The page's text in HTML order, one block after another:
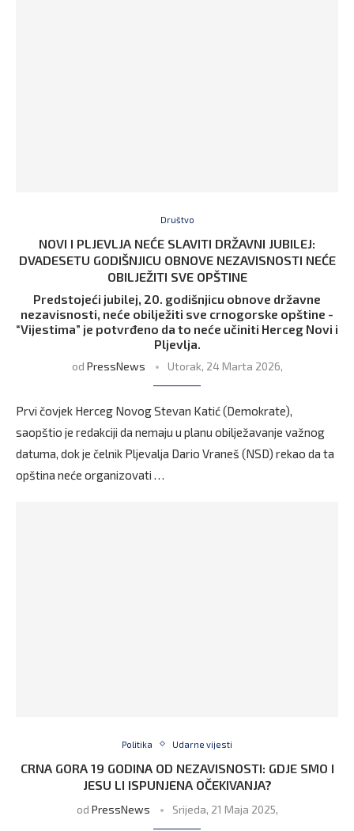
Društvo
NOVI I PLJEVLJA NEĆE SLAVITI DRŽAVNI JUBILEJ:
DVADESETU GODIŠNJICU OBNOVE NEZAVISNOSTI NEĆE
OBILJEŽITI SVE OPŠTINE
Predstojeći jubilej, 20. godišnjicu obnove državne
nezavisnosti, neće obilježiti sve crnogorske opštine -
“Vijestima” je potvrđeno da to neće učiniti Herceg Novi i
Pljevlja.
od PressNews Utorak, 24 Marta 2026,
Prvi čovjek Herceg Novog Stevan Katić (Demokrate),
saopštio je redakciji da nemaju u planu obilježavanje važnog
datuma, dok je čelnik Pljevalja Dario Vraneš (NSD) rekao da ta
opština neće organizovati …
Politika Udarne vijesti
CRNA GORA 19 GODINA OD NEZAVISNOSTI: GDJE SMO I
JESU LI ISPUNJENA OČEKIVANJA?
od PressNews Srijeda, 21 Maja 2025,